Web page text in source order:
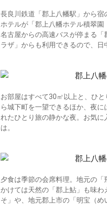
長良川鉄道「郡上八幡駅」から
ホテルが「郡上八幡ホテル積翠園
名古屋からの高速バスが停まる
ラザ」からも利用できるので、日
お部屋はすべて30㎡以上と、ひ
ら城下町を一望できるほか、夜
れたひとり旅の静かな夜。お気
は。
夕食は季節の会席料理。地元の
かけては天然の「郡上鮎」も味
そ」や、地元郡上市の「明宝（